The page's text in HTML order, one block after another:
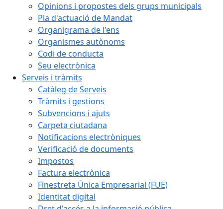
Opinions i propostes dels grups municipals
Pla d'actuació de Mandat
Organigrama de l'ens
Organismes autònoms
Codi de conducta
Seu electrònica
Serveis i tràmits
Catàleg de Serveis
Tràmits i gestions
Subvencions i ajuts
Carpeta ciutadana
Notificacions electròniques
Verificació de documents
Impostos
Factura electrònica
Finestreta Única Empresarial (FUE)
Identitat digital